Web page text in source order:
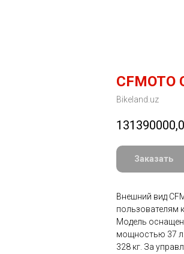
CFMOTO
Bikeland.uz
Заказать
Внешний вид
пользователям
Модель
мощностью 37
328 кг. За